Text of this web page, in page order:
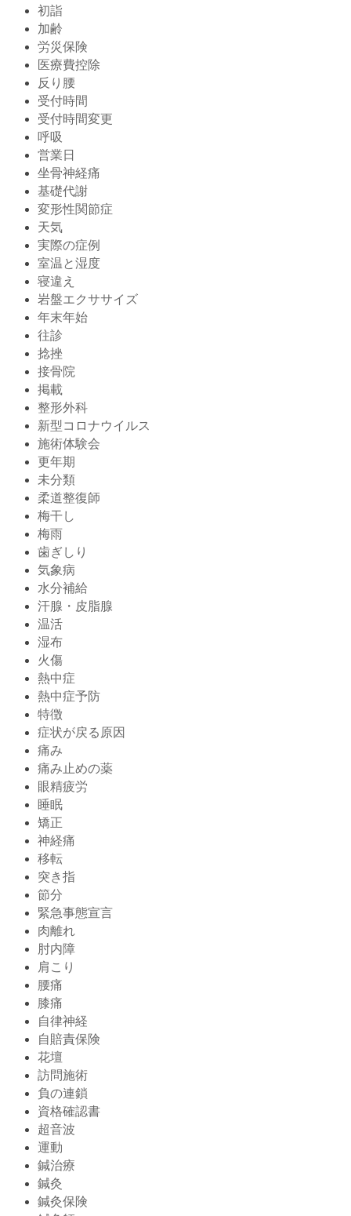
初詣
加齢
労災保険
医療費控除
反り腰
受付時間
受付時間変更
呼吸
営業日
坐骨神経痛
基礎代謝
変形性関節症
天気
実際の症例
室温と湿度
寝違え
岩盤エクササイズ
年末年始
往診
捻挫
接骨院
掲載
整形外科
新型コロナウイルス
施術体験会
更年期
未分類
柔道整復師
梅干し
梅雨
歯ぎしり
気象病
水分補給
汗腺・皮脂腺
温活
湿布
火傷
熱中症
熱中症予防
特徴
症状が戻る原因
痛み
痛み止めの薬
眼精疲労
睡眠
矯正
神経痛
移転
突き指
節分
緊急事態宣言
肉離れ
肘内障
肩こり
腰痛
膝痛
自律神経
自賠責保険
花壇
訪問施術
負の連鎖
資格確認書
超音波
運動
鍼治療
鍼灸
鍼灸保険